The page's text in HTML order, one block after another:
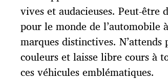
t
i
o
n
vives et audacieuses. Peut-être
pour le monde de l’automobile
marques distinctives.
couleurs et laisse libre cours à
ces véhicules emblématiques.